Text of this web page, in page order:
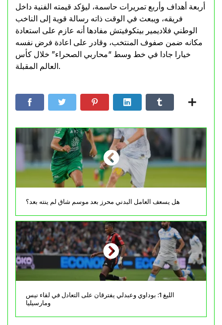
أربعة أهداف وأربع تمريرات حاسمة، ليؤكد قيمته الفنية داخل
فريقه، ويبعث في الوقت ذاته رسالة قوية إلى الناخب
الوطني فلاديمير بيتكوفيتش مفادها أنه عازم على استعادة
مكانه ضمن صفوف المنتخب، وقادر على اعادة فرض نفسه
خيارا جادا في خط وسط “محاربي الصحراء” خلال كأس
العالم المقبلة.
هل يسعف العامل البدني محرز بعد موسم شاق لم ينته بعد؟
الليغ 1: بوداوي وعبدلي يفترقان على التعادل في لقاء نيس
ومارسيليا